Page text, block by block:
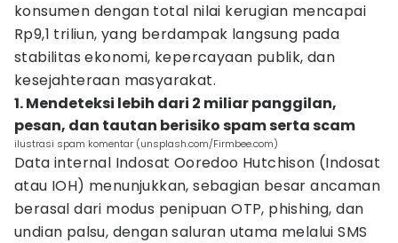
konsumen dengan total nilai kerugian mencapai
Rp9,1 triliun, yang berdampak langsung pada
stabilitas ekonomi, kepercayaan publik, dan
kesejahteraan masyarakat.
1. Mendeteksi lebih dari 2 miliar panggilan,
pesan, dan tautan berisiko spam serta scam
ilustrasi spam komentar (unsplash.com/Firmbee.com)
Data internal Indosat Ooredoo Hutchison (Indosat
atau IOH) menunjukkan, sebagian besar ancaman
berasal dari modus penipuan OTP, phishing, dan
undian palsu, dengan saluran utama melalui SMS